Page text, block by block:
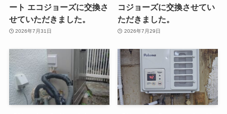
ート エコジョーズに交換さ
せていただきました。
2026年7月31日
コジョーズに交換させてい
ただきました。
2026年7月29日